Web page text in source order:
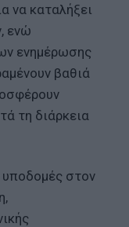
να καταλήξει
ενώ
ενημέρωσης
βαθιά
τη διάρκεια
υποδομές στον